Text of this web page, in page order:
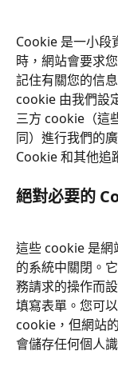
Cookie 是一小段
時，網站會要求
記住有關您的信
cookie 由我們設
三方 cookie（這
同）進行我們的
Cookie 和其他追
絕對必要的
這些 cookie 是網
的系統中關閉。
務請求的操作而
填寫表單。您可
cookie，但網站
會儲存任何個人